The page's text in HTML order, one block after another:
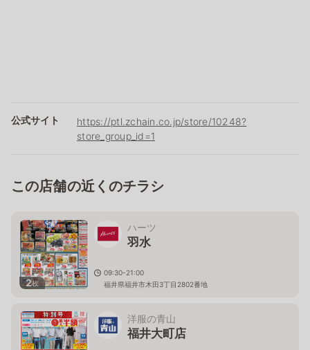
公式サイト
https://ptl.zchain.co.jp/store/10248?
store_group_id=1
この店舗の近くのチラシ
2枚
ハーツ
羽水
09:30-21:00
福井県福井市木田3丁目2802番地
洋服の青山
福井大町店